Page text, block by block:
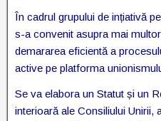
În cadrul grupului de ințiativă
s-a convenit asupra mai
demararea eficientă a
active pe platforma
Se va elabora un Statut și un
interioară ale Consiliului Unirii,